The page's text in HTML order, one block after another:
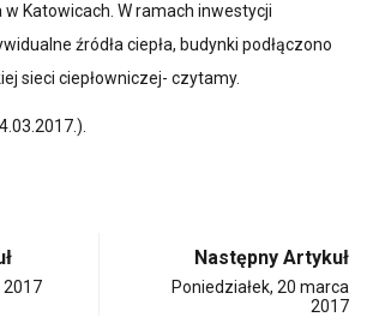
w Katowicach. W ramach inwestycji
źródła ciepła, budynki podłączono
sieci ciepłowniczej- czytamy.
2017
Następny Artykuł
Poniedziałek, 20 marca
2017